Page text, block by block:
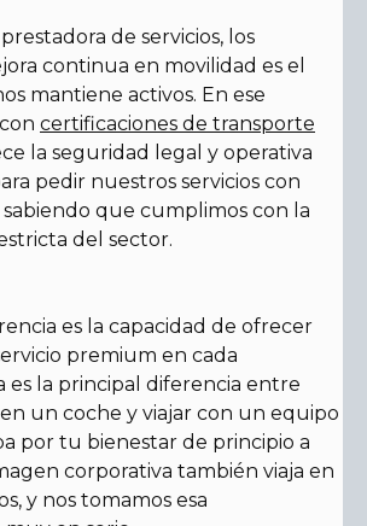
de servicios, los
continua en movilidad es el
mantiene activos. En ese
certificaciones de transporte
la seguridad legal y operativa
pedir nuestros servicios con
que cumplimos con la
del sector.
es la capacidad de ofrecer
premium en cada
es la principal diferencia entre
un coche y viajar con un equipo
por tu bienestar de principio a
corporativa también viaja en
y nos tomamos esa